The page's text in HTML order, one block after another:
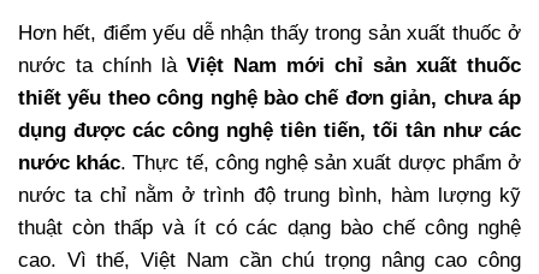
Hơn hết, điểm yếu dễ nhận thấy trong sản xuất thuốc ở
nước ta chính là Việt Nam mới chỉ sản xuất thuốc
thiết yếu theo công nghệ bào chế đơn giản, chưa áp
dụng được các công nghệ tiên tiến, tối tân như các
nước khác. Thực tế, công nghệ sản xuất dược phẩm ở
nước ta chỉ nằm ở trình độ trung bình, hàm lượng kỹ
thuật còn thấp và ít có các dạng bào chế công nghệ
cao. Vì thế, Việt Nam cần chú trọng nâng cao công